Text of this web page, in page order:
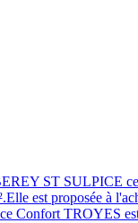
ST SULPICE
est proposée à
Confort TROYES